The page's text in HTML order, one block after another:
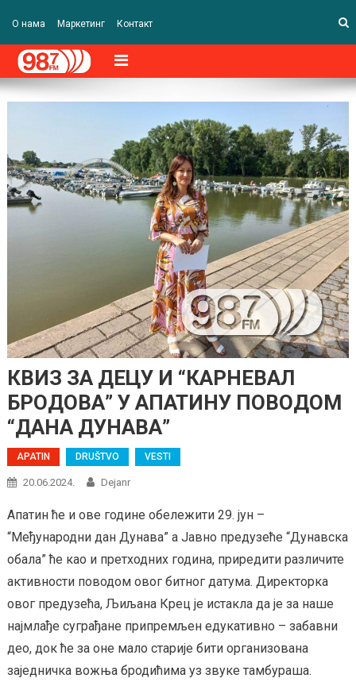
О нама Маркетинг Контакт
КВИЗ ЗА ДЕЦУ И “КАРНЕВАЛ
БРОДОВА” У АПАТИНУ ПОВОДОМ
“ДАНА ДУНАВА”
APATIN DRUŠTVO VESTI
20.06.2024. Dejanr
Апатин ће и ове године обележити 29. јун –
“Међународни дан Дунава” а Јавно предузеће “Дунавска
обала” ће као и претходних година, приредити различите
активности поводом овог битног датума. Директорка
овог предузећа, Љиљана Крец је истакла да је за наше
најмлађе суграђане припремљен едукативно – забавни
део, док ће за оне мало старије бити организована
заједничка вожња бродићима уз звуке тамбураша.